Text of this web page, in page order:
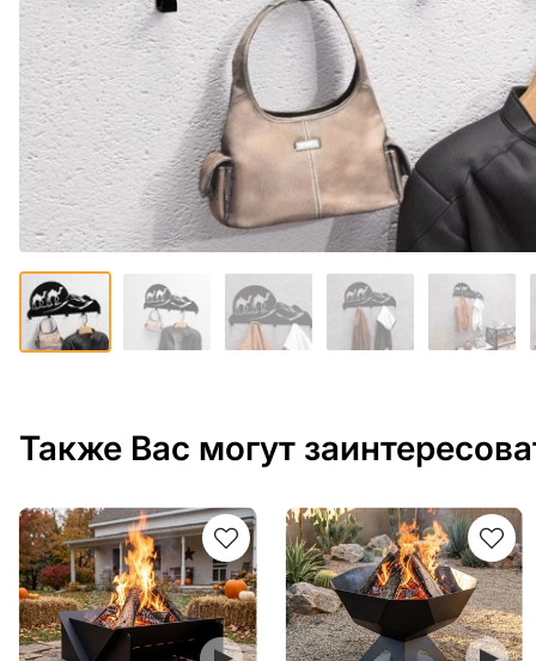
Также Вас могут